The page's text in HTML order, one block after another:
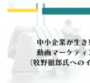
キ
プ
業
治
調
や